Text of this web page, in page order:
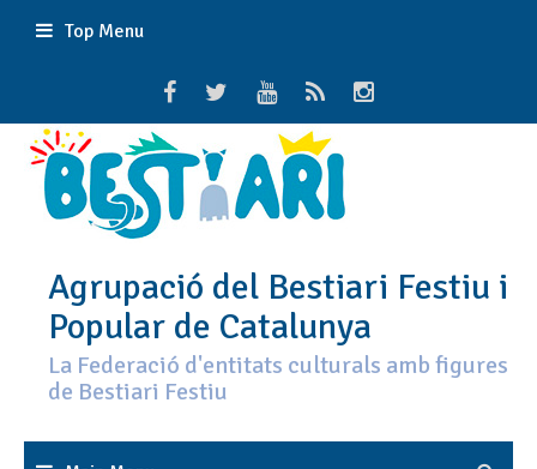
Top Menu
Agrupació del Bestiari Festiu i
Popular de Catalunya
La Federació d'entitats culturals amb figures
de Bestiari Festiu